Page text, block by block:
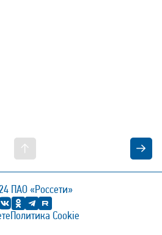
ПАО «Россети»
Политика Cookie